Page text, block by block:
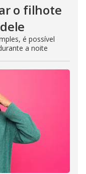
o filhote
é possível
a noite